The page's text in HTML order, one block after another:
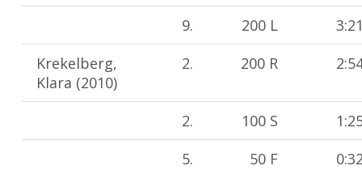
9.
200 L
Krekelberg,
Klara (2010)
2. 200 R
2. 100 S
5.
50 F